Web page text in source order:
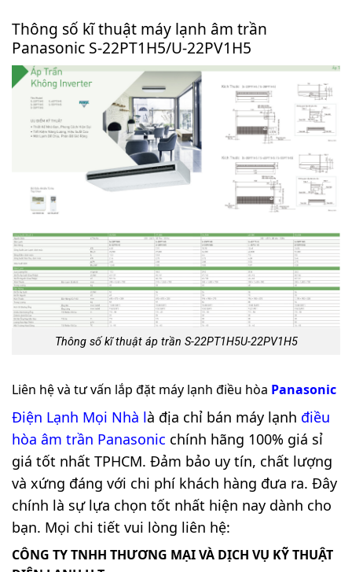
Thông số kĩ thuật máy lạnh âm trần
Panasonic S-22PT1H5/U-22PV1H5
Thông số kĩ thuật áp trần S-22PT1H5U-22PV1H5
Liên hệ và tư vấn lắp đặt máy lạnh điều hòa Panasonic
Điện Lạnh Mọi Nhà là địa chỉ bán máy lạnh điều
hòa âm trần Panasonic chính hãng 100% giá sỉ
giá tốt nhất TPHCM. Đảm bảo uy tín, chất lượng
và xứng đáng với chi phí khách hàng đưa ra. Đây
chính là sự lựa chọn tốt nhất hiện nay dành cho
bạn. Mọi chi tiết vui lòng liên hệ:
CÔNG TY TNHH THƯƠNG MẠI VÀ DỊCH VỤ KỸ THUẬT